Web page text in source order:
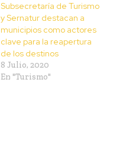
Subsecretaría de Turismo
y Sernatur destacan a
municipios como actores
clave para la reapertura
de los destinos
8 Julio, 2020
En "Turismo"